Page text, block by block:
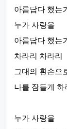
아름답다 했는
누가 사랑을
아름답다 했는
차라리 차라리
그대의 흰손으
나를 잠들게 하
누가 사랑을